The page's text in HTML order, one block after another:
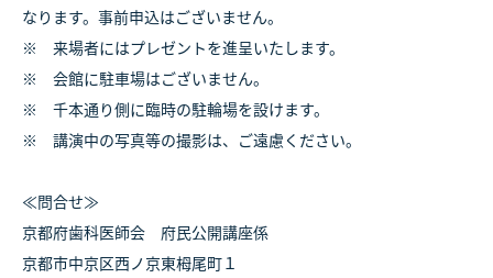
なります。事前申込はございません。
※ 来場者にはプレゼントを進呈いたします。
※ 会館に駐車場はございません。
※ 千本通り側に臨時の駐輪場を設けます。
※ 講演中の写真等の撮影は、ご遠慮ください。
≪問合せ≫
京都府歯科医師会 府民公開講座係
京都市中京区西ノ京東栂尾町１